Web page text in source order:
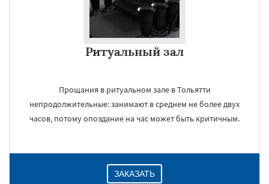
Ритуальный зал
Прощания в ритуальном зале в Тольятти
непродолжительные: занимают в среднем не более двух
часов, потому опоздание на час может быть критичным.
ЗАКАЗАТЬ